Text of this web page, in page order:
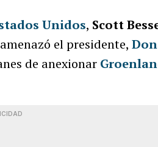
Unidos, Scott
el presidente,
de anexionar